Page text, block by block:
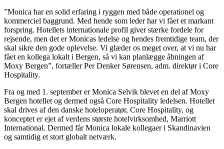
”Monica har en solid erfaring i ryggen med både operationel og
kommerciel baggrund. Med hende som leder har vi fået et markant
forspring. Hotellets internationale profil giver stærke fordele for
rejsende, men det er Monicas ledelse og hendes fremtidige team, der
skal sikre den gode oplevelse. Vi glæder os meget over, at vi nu har
fået en kollega lokalt i Bergen, så vi kan planlægge åbningen af
Moxy Bergen”, fortæller Per Denker Sørensen, adm. direktør i Core
Hospitality.
Fra og med 1. september er Monica Selvik blevet en del af Moxy
Bergen hotellet og dermed også Core Hospitality ledelsen. Hotellet
skal drives af den danske hoteloperatør, Core Hospitality, og
konceptet er ejet af verdens største hotelvirksomhed, Marriott
International. Dermed får Monica lokale kollegaer i Skandinavien
og samtidig et stort globalt netværk.